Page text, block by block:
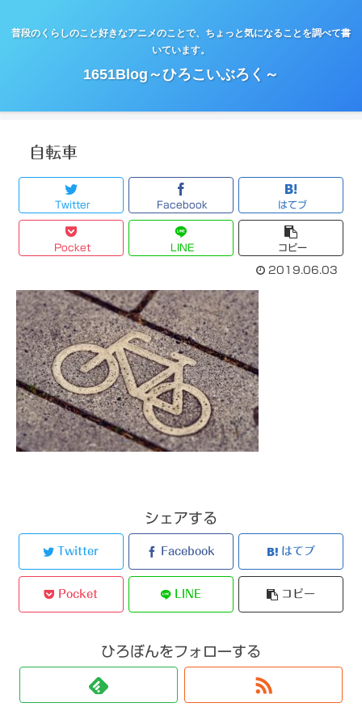
普段のくらしのこと好きなアニメのことで、ちょっと気になることを調べて書
いています。
1651Blog～ひろこいぶろく～
自転車
Twitter Facebook はてブ
Pocket LINE コピー
2019.06.03
シェアする
Twitter Facebook はてブ
Pocket LINE コピー
ひろぼんをフォローする